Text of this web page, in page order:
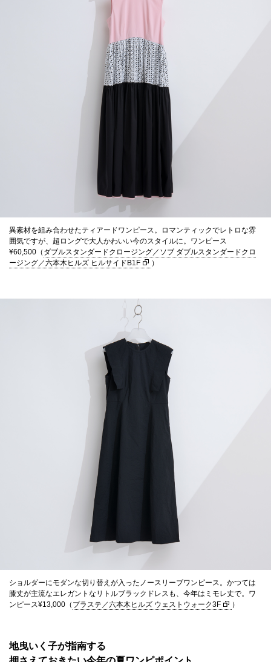
異素材を組み合わせたティアードワンピース。ロマンティックでレトロな雰
囲気ですが、超ロングで大人かわいい今のスタイルに。ワンピース
¥60,500（ ダブルスタンダードクロージング／ソブ ダブルスタンダードクロ
ージング／六本木ヒルズ ヒルサイドB1F
）
ショルダーにモダンな切り替えが入ったノースリーブワンピース。かつては
膝丈が主流なエレガントなリトルブラックドレスも、今年はミモレ丈で。ワ
ンピース¥13,000（ プラステ／六本木ヒルズ ウェストウォーク3F ）
地曳いく子が指南する